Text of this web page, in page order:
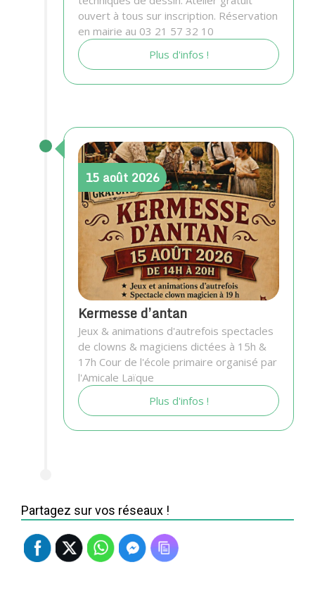
ouvert à tous sur inscription. Réservation
en mairie au 03 21 57 32 10
Plus d'infos !
15 août 2026
Kermesse d’antan
Jeux & animations d'autrefois spectacles
de clowns & magiciens dictées à 15h &
17h Cour de l'école primaire organisé par
l'Amicale Laïque
Plus d'infos !
Partagez sur vos réseaux !